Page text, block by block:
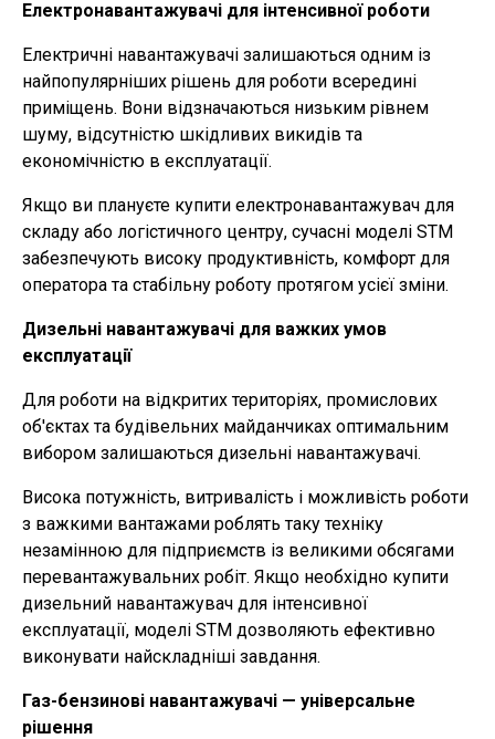
Електронавантажувачі для інтенсивної роботи
Електричні навантажувачі залишаються одним із
найпопулярніших рішень для роботи всередині
приміщень. Вони відзначаються низьким рівнем
шуму, відсутністю шкідливих викидів та
економічністю в експлуатації.
Якщо ви плануєте купити електронавантажувач для
складу або логістичного центру, сучасні моделі STM
забезпечують високу продуктивність, комфорт для
оператора та стабільну роботу протягом усієї зміни.
Дизельні навантажувачі для важких умов
експлуатації
Для роботи на відкритих територіях, промислових
об'єктах та будівельних майданчиках оптимальним
вибором залишаються дизельні навантажувачі.
Висока потужність, витривалість і можливість роботи
з важкими вантажами роблять таку техніку
незамінною для підприємств із великими обсягами
перевантажувальних робіт. Якщо необхідно купити
дизельний навантажувач для інтенсивної
експлуатації, моделі STM дозволяють ефективно
виконувати найскладніші завдання.
Газ-бензинові навантажувачі — універсальне
рішення